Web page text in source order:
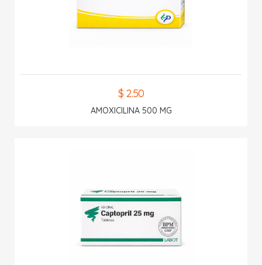
$ 2.50
AMOXICILINA 500 MG